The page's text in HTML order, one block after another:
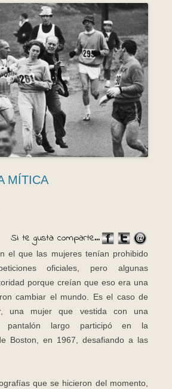
MÍTICA
Si te gusta comparte...
el que las mujeres tenían prohibido
oficiales, pero algunas
porque creían que eso era una
cambiar el mundo. Es el caso de
una mujer que vestida con una
largo participó en la
Boston, en 1967, desafiando a las
que se hicieron del momento,